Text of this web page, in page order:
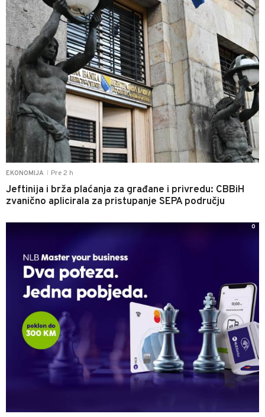
EKONOMIJA Pre 2 h
Jeftinija i brža plaćanja za građane i privredu: CBBiH
zvanično aplicirala za pristupanje SEPA području
0